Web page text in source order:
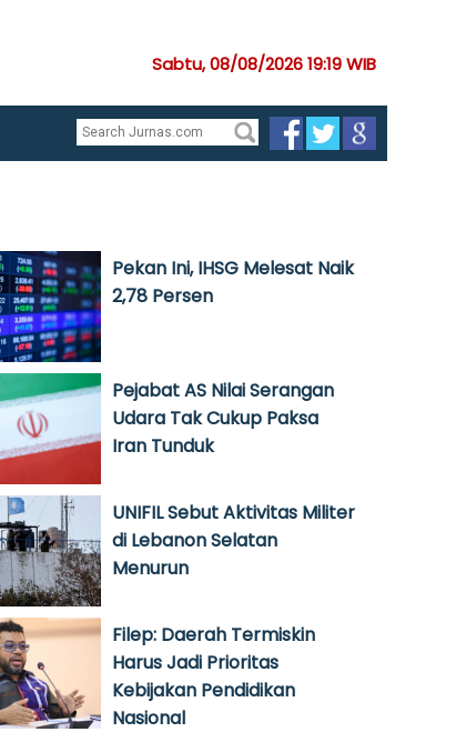
Sabtu, 08/08/2026 19:19 WIB
Pekan Ini, IHSG Melesat Naik
2,78 Persen
Pejabat AS Nilai Serangan
Udara Tak Cukup Paksa
Iran Tunduk
UNIFIL Sebut Aktivitas Militer
di Lebanon Selatan
Menurun
Filep: Daerah Termiskin
Harus Jadi Prioritas
Kebijakan Pendidikan
Nasional